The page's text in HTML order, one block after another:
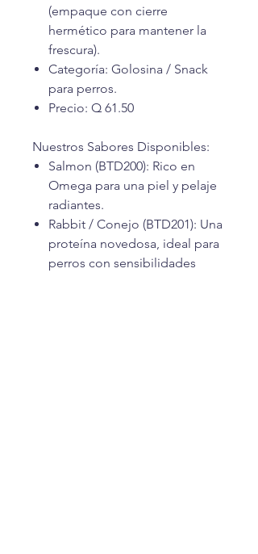
(empaque con cierre
hermético para mantener la
frescura).
Categoría: Golosina / Snack
para perros.
Precio: Q 61.50
Nuestros Sabores Disponibles:
Salmon (BTD200): Rico en
Omega para una piel y pelaje
radiantes.
Rabbit / Conejo (BTD201): Una
proteína novedosa, ideal para
perros con sensibilidades